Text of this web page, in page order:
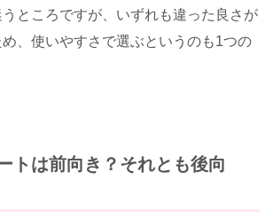
ところですが、いずれも違った良さが
、使いやすさで選ぶというのも1つの
トは前向き？それとも後向